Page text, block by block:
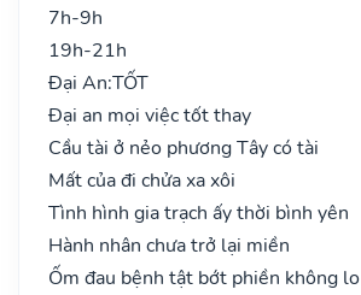
7h-9h
19h-21h
Đại An:TỐT
Đại an mọi việc tốt thay
Cầu tài ở nẻo phương Tây có tài
Mất của đi chửa xa xôi
Tình hình gia trạch ấy thời bình yên
Hành nhân chưa trở lại miền
Ốm đau bệnh tật bớt phiền không lo